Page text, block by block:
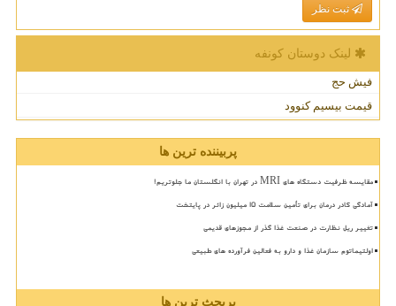
ثبت نظر
لینک دوستان كونفه
فیش حج
قیمت بیسیم کنوود
پربیننده ترین ها
مقایسه ظرفیت دستگاه های MRI در تهران با انگلستان ما جلوتریم!
آمادگی کادر درمان برای تأمین سلامت 15 میلیون زائر در پایتخت
تغییر ریل نظارت در صنعت غذا گذر از مجوزهای قدیمی
اولتیماتوم سازمان غذا و دارو به فعالین فرآورده های طبیعی
پربحث ترین ها